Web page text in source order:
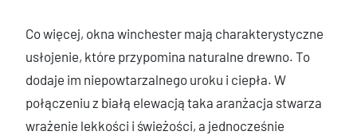
Co więcej, okna winchester mają charakterystyczne
usłojenie, które przypomina naturalne drewno. To
dodaje im niepowtarzalnego uroku i ciepła. W
połączeniu z białą elewacją taka aranżacja stwarza
wrażenie lekkości i świeżości, a jednocześnie